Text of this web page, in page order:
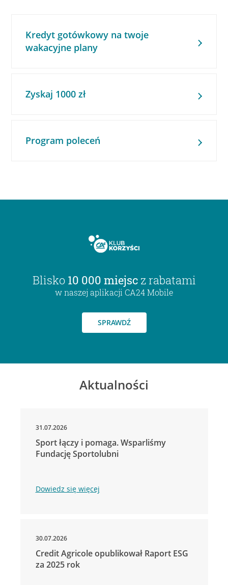
Kredyt gotówkowy na twoje
wakacyjne plany
Zyskaj 1000 zł
Program poleceń
Blisko 10 000 miejsc z rabatami
w naszej aplikacji CA24 Mobile
SPRAWDŹ
Aktualności
31.07.2026
Sport łączy i pomaga. Wsparliśmy
Fundację Sportolubni
Dowiedz się więcej
30.07.2026
Credit Agricole opublikował Raport ESG
za 2025 rok